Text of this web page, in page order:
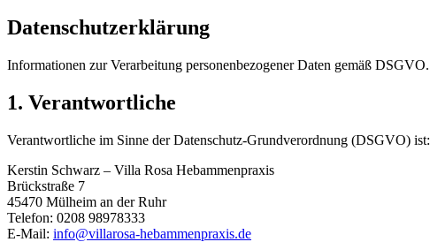
Datenschutzerklärung
Informationen zur Verarbeitung personenbezogener Daten gemäß DSGVO.
1. Verantwortliche
Verantwortliche im Sinne der Datenschutz-Grundverordnung (DSGVO) ist:
Kerstin Schwarz – Villa Rosa Hebammenpraxis
Brückstraße 7
45470 Mülheim an der Ruhr
Telefon: 0208 98978333
E-Mail: info@villarosa-hebammenpraxis.de